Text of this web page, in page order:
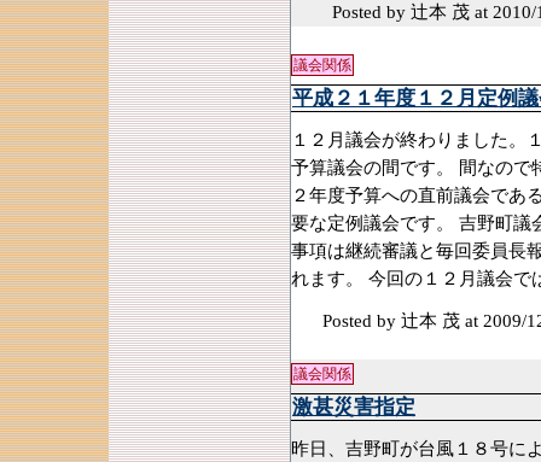
Posted by 辻本 茂 at
議会関係
平成２１年度１２月定例
１２月議会が終わりました。
予算議会の間です。 間なので
２年度予算への直前議会であ
要な定例議会です。 吉野町議
事項は継続審議と毎回委員長
れます。 今回の１２月議会
Posted by 辻本 茂 at 2009/
議会関係
激甚災害指定
昨日、吉野町が台風１８号に